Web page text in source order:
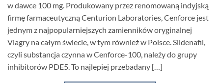
w dawce 100 mg. Produkowany przez renomowaną indyjską
firmę farmaceutyczną Centurion Laboratories, Cenforce jest
jednym z najpopularniejszych zamienników oryginalnej
Viagry na całym świecie, w tym również w Polsce. Sildenafil,
czyli substancja czynna w Cenforce-100, należy do grupy
inhibitorów PDE5. To najlepiej przebadany […]